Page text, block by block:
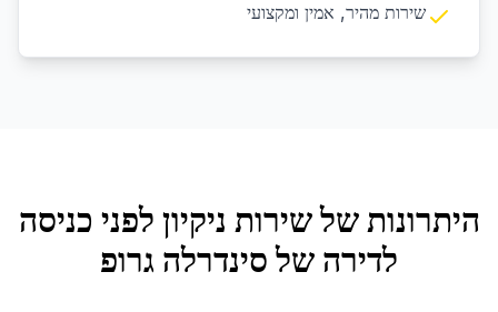
שירות מהיר, אמין ומקצועי
היתרונות של שירות ניקיון לפני כניסה
לדירה של סינדרלה גרופ